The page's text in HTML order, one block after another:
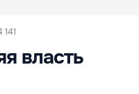
141
власть